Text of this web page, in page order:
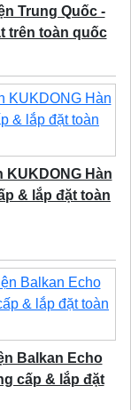
Trung Quốc -
trên toàn quốc
Hàn
& lắp đặt toàn
Balkan Echo
cấp & lắp đặt